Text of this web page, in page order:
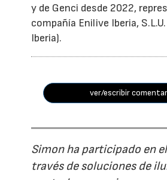
y de Genci desde 2022,
compañía Enilive Iberia,
Iberia).
ver/escribir
Simon ha participado en
través de soluciones de